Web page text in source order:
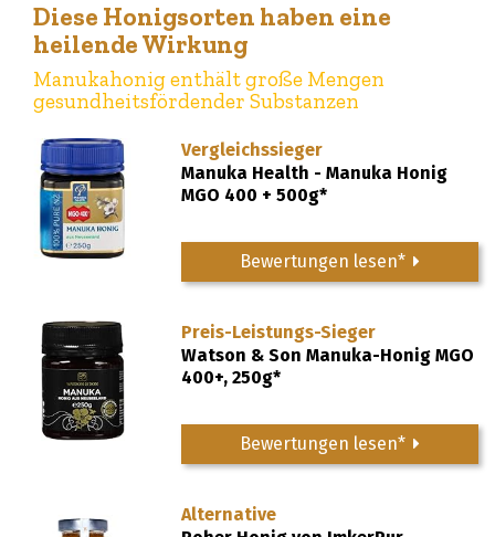
Diese Honigsorten haben eine
heilende Wirkung
Manukahonig enthält große Mengen
gesundheitsfördender Substanzen
Vergleichssieger
Manuka Health - Manuka Honig
MGO 400 + 500g*
Bewertungen lesen*
Preis-Leistungs-Sieger
Watson & Son Manuka-Honig MGO
400+, 250g*
Bewertungen lesen*
Alternative